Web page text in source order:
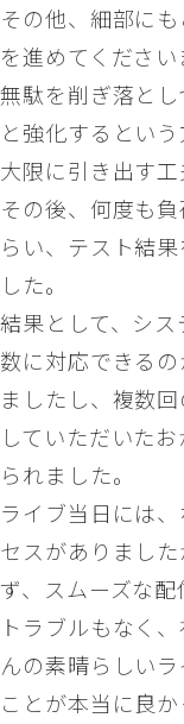
その他、細部に
を進めてください
無駄を削ぎ落と
と強化するとい
大限に引き出す工
その後、何度も
らい、テスト結
した。
結果として、シ
数に対応できる
ましたし、複数
していただいた
られました。
ライブ当日には
セスがありまし
ず、スムーズな
トラブルもなく
んの素晴らしい
ことが本当に良か